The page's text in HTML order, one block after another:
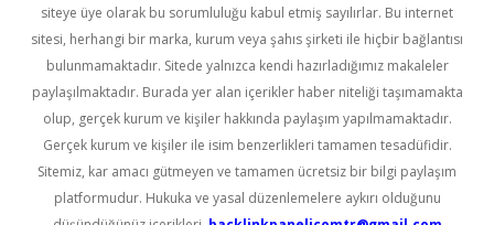
siteye üye olarak bu sorumluluğu kabul etmiş sayılırlar. Bu internet
sitesi, herhangi bir marka, kurum veya şahıs şirketi ile hiçbir bağlantısı
bulunmamaktadır. Sitede yalnızca kendi hazırladığımız makaleler
paylaşılmaktadır. Burada yer alan içerikler haber niteliği taşımamakta
olup, gerçek kurum ve kişiler hakkında paylaşım yapılmamaktadır.
Gerçek kurum ve kişiler ile isim benzerlikleri tamamen tesadüfidir.
Sitemiz, kar amacı gütmeyen ve tamamen ücretsiz bir bilgi paylaşım
platformudur. Hukuka ve yasal düzenlemelere aykırı olduğunu